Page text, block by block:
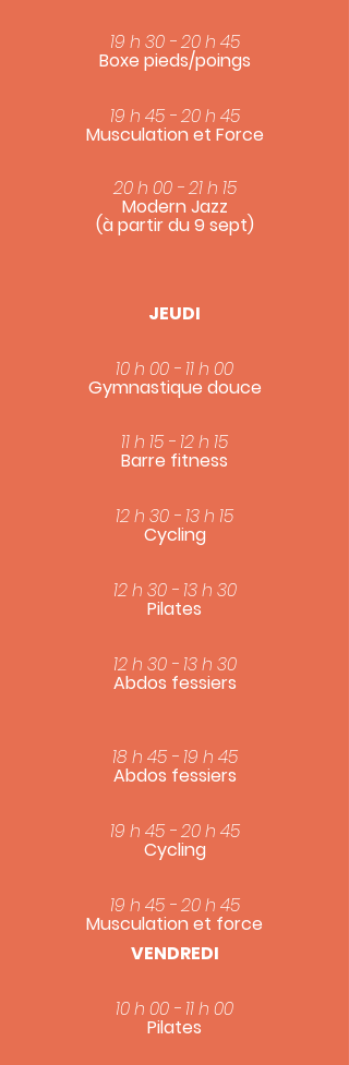
19 h 30 - 20 h 45
Boxe pieds/poings
19 h 45 - 20 h 45
Musculation et Force
20 h 00 - 21 h 15
Modern Jazz
(à partir du 9 sept)
JEUDI
10 h 00 - 11 h 00
Gymnastique douce
11 h 15 - 12 h 15
Barre fitness
12 h 30 - 13 h 15
Cycling
12 h 30 - 13 h 30
Pilates
12 h 30 - 13 h 30
Abdos fessiers
18 h 45 - 19 h 45
Abdos fessiers
19 h 45 - 20 h 45
Cycling
19 h 45 - 20 h 45
Musculation et force
VENDREDI
10 h 00 - 11 h 00
Pilates